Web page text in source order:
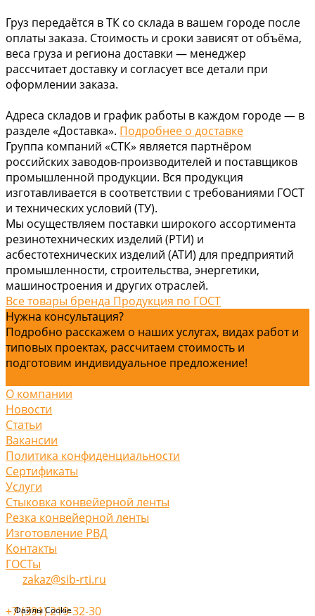
Файлы Cookie
Груз передаётся в ТК со склада в вашем городе после
оплаты заказа. Стоимость и сроки зависят от объёма,
веса груза и региона доставки — менеджер
рассчитает доставку и согласует все детали при
оформлении заказа.
Адреса складов и график работы в каждом городе — в
разделе «Доставка». Подробнее о доставке
Группа компаний «СТК» является партнёром
российских заводов-производителей и поставщиков
промышленной продукции. Вся продукция
изготавливается в соответствии с требованиями ГОСТ
и технических условий (ТУ).
Мы осуществляем поставки широкого ассортимента
резинотехнических изделий (РТИ) и
асбестотехнических изделий (АТИ) для предприятий
промышленности, строительства, энергетики,
машиностроения и других отраслей.
Все товары бренда Продукция по ГОСТ
Нужна консультация?
Подробно расскажем о наших услугах, видах работ и
типовых проектах, рассчитаем стоимость и
подготовим индивидуальное предложение!
О компании
Новости
Статьи
Вакансии
Политика конфиденциальности
Сертификаты
Услуги
Стыковка конвейерной ленты
Резка конвейерной ленты
Изготовление РВД
Контакты
ГОСТы
zakaz@sib-rti.ru
+7 (391) 219-32-30